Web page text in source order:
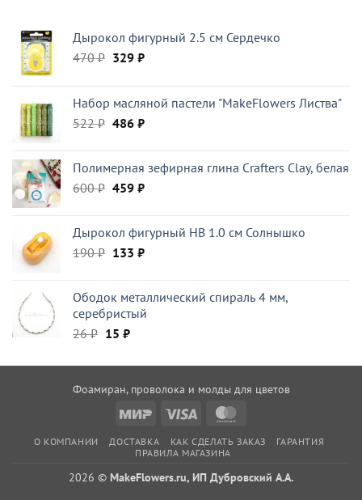
495 ₽.
Дырокол фигурный 2.5 см Сердечко
470₽ Первоначальная
470 ₽.
329 ₽Текущая
Набор масляной пастели "MakeFlowers Листва"
522₽ Первоначальная
522 ₽.
486 ₽Текущая
Полимерная зефирная глина Crafters Clay, белая
600₽ Первоначальная
600 ₽.
459 ₽Текущая
Дырокол фигурный HB 1.0 см Солнышко
190₽ Первоначальная
190 ₽.
133 ₽Текущая
Ободок металлический спираль 4 мм,
серебристый
26₽ Первоначальная
составляла
15 ₽Текущая
15 ₽.
Фоамиран, проволока и молды для цветов
Mir
Visa
О КОМПАНИИ ДОСТАВКА КАК СДЕЛАТЬ ЗАКАЗ
ГАРАНТИЯ
ПРАВИЛА МАГАЗИНА
2026 © MakeFlowers.ru, ИП Дубровский А.А.